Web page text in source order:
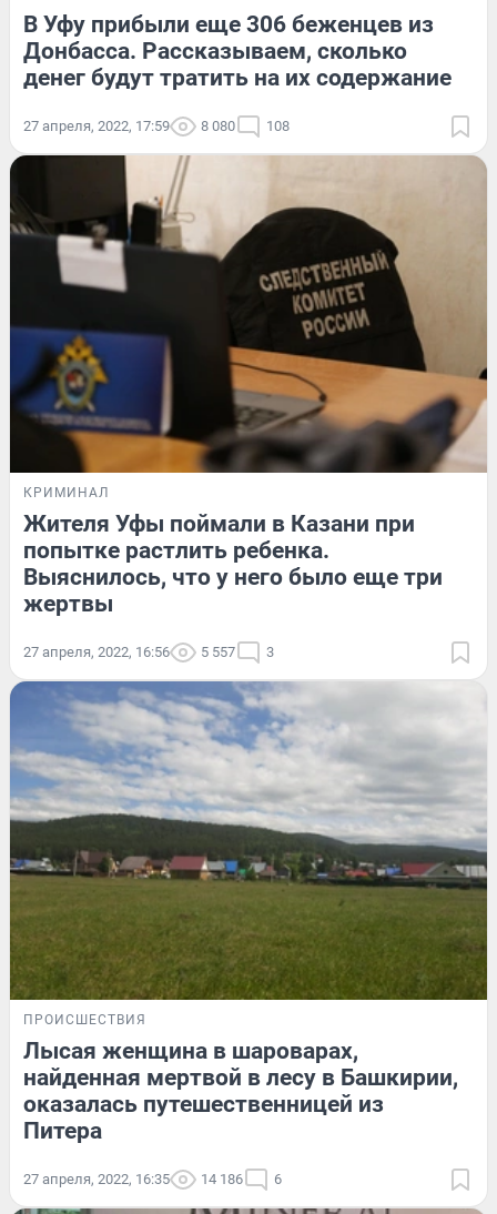
В Уфу прибыли еще 306 беженцев из
Донбасса. Рассказываем, сколько
денег будут тратить на их содержание
27 апреля, 2022, 17:59 8 080 108
КРИМИНАЛ
Жителя Уфы поймали в Казани при
попытке растлить ребенка.
Выяснилось, что у него было еще три
жертвы
27 апреля, 2022, 16:56 5 557 3
ПРОИСШЕСТВИЯ
Лысая женщина в шароварах,
найденная мертвой в лесу в Башкирии,
оказалась путешественницей из
Питера
27 апреля, 2022, 16:35 14 186 6